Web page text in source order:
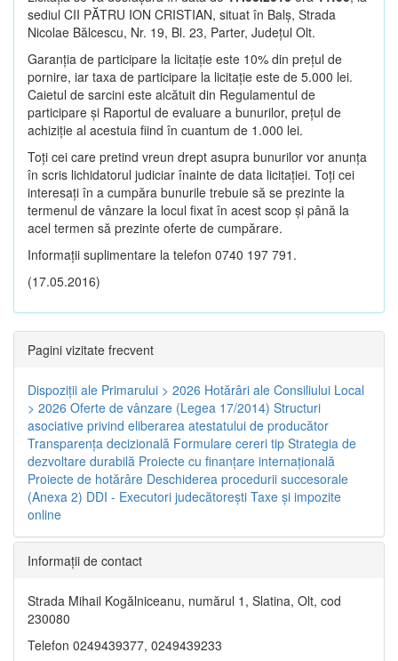
sediul CII PĂTRU ION CRISTIAN, situat în Balș, Strada
Nicolae Bălcescu, Nr. 19, Bl. 23, Parter, Județul Olt.
Garanția de participare la licitație este 10% din prețul de
pornire, iar taxa de participare la licitație este de 5.000 lei.
Caietul de sarcini este alcătuit din Regulamentul de
participare și Raportul de evaluare a bunurilor, prețul de
achiziție al acestuia fiind în cuantum de 1.000 lei.
Toți cei care pretind vreun drept asupra bunurilor vor anunța
în scris lichidatorul judiciar înainte de data licitației. Toți cei
interesați în a cumpăra bunurile trebuie să se prezinte la
termenul de vânzare la locul fixat în acest scop și până la
acel termen să prezinte oferte de cumpărare.
Informații suplimentare la telefon 0740 197 791.
(17.05.2016)
Pagini vizitate frecvent
Dispoziţii ale Primarului > 2026 Hotărâri ale Consiliului Local
> 2026 Oferte de vânzare (Legea 17/2014) Structuri
asociative privind eliberarea atestatului de producător
Transparenţa decizională Formulare cereri tip Strategia de
dezvoltare durabilă Proiecte cu finanţare internaţională
Proiecte de hotărâre Deschiderea procedurii succesorale
(Anexa 2) DDI - Executori judecătorești Taxe şi impozite
online
Informaţii de contact
Strada Mihail Kogălniceanu, numărul 1, Slatina, Olt, cod
230080
Telefon 0249439377, 0249439233